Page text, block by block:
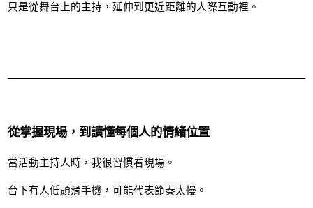
只是從舞台上的主持，延伸到更近距離的人際互動裡。
從掌握現場，到讀懂每個人的情緒位置
當活動主持人時，我很習慣看現場。
台下有人低頭滑手機，可能代表節奏太慢。